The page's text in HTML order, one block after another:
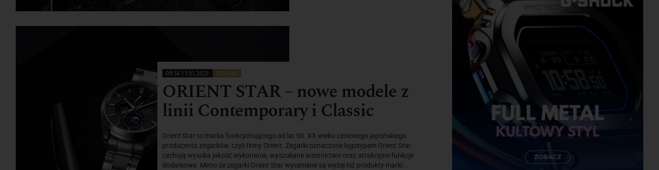
09:54 11.01.2021 ZEGARKI
ORIENT STAR – nowe modele z
linii Contemporary i Classic
Orient Star to marka funkcjonującego od lat 50. XX wieku cenionego japońskiego
producenta zegarków, czyli firmy Orient. Zegarki oznaczone logotypem Orient Star
cechują wysoka jakość wykonania, wyszukane wzornictwo oraz atrakcyjne funkcje
dodatkowe. Mimo że zegarki Orient Star wyceniane są wyżej niż produkty marki...